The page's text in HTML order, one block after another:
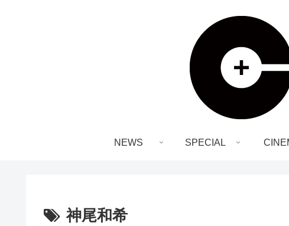
NEWS SPECIAL
神尾和希